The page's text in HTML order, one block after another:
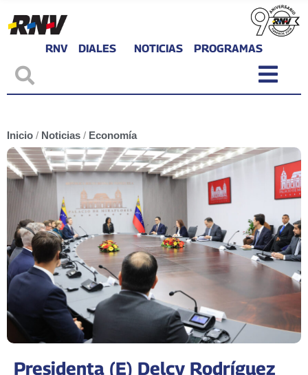
RNV DIALES NOTICIAS PROGRAMAS
Inicio / Noticias / Economía
Presidenta (E) Delcy Rodríguez